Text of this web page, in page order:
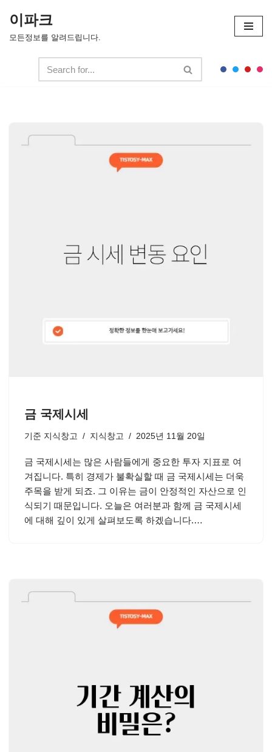
콘
이파크
모든정보를 알려드립니다.
금 국제시세
기준 지식창고 지식창고 2025년 11월 20일
금 국제시세는 많은 사람들에게 중요한 투자 지표로 여
겨집니다. 특히 경제가 불확실할 때 금 국제시세는 더욱
주목을 받게 되죠. 그 이유는 금이 안정적인 자산으로 인
식되기 때문입니다. 오늘은 여러분과 함께 금 국제시세
에 대해 깊이 있게 살펴보도록 하겠습니다.…